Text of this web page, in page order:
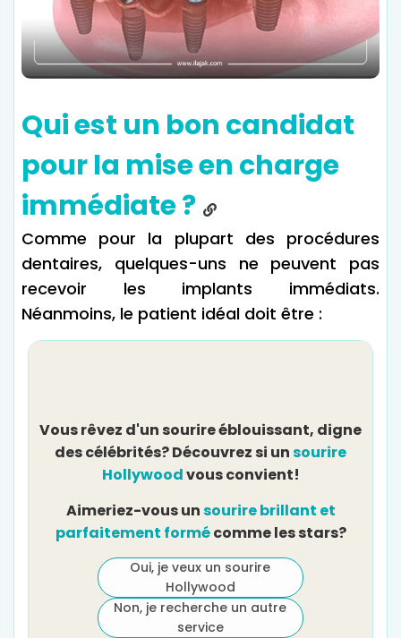
Qui est un bon candidat
pour la mise en charge
immédiate ?
Comme pour la plupart des procédures
dentaires, quelques-uns ne peuvent pas
recevoir les implants immédiats.
Néanmoins, le patient idéal doit être :
Vous rêvez d'un sourire éblouissant, digne
des célébrités? Découvrez si unsourire
Hollywoodvous convient!
Aimeriez-vous unsourire brillant et
parfaitement formécomme les stars?
Oui, je veux un sourire
Hollywood
Non, je recherche un autre
service